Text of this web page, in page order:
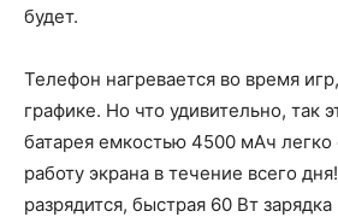
будет.
Телефон нагревается во время
графике. Но что удивительно, так
батарея емкостью 4500 мАч легко
работу экрана в течение всего
разрядится, быстрая 60 Вт